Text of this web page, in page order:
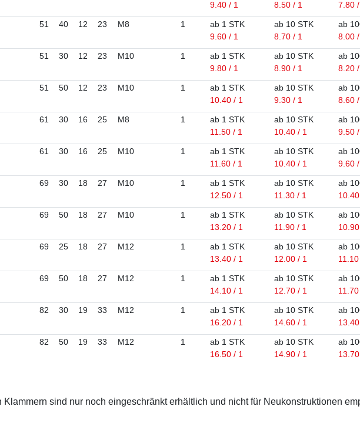
9.40 / 1
8.50 / 1
7.80 /
51 40 12 23 M8 1
ab 1 STK
9.60 / 1
ab 10 STK
8.70 / 1
ab
8.00 /
51 30 12 23 M10 1
ab 1 STK
9.80 / 1
ab 10 STK
8.90 / 1
ab
8.20 /
51 50 12 23 M10 1
ab 1 STK
10.40 / 1
ab 10 STK
9.30 / 1
ab
8.60 /
61 30 16 25 M8 1
ab 1 STK
11.50 / 1
ab 10 STK
10.40 / 1
ab
9.50 /
61 30 16 25 M10 1
ab 1 STK
11.60 / 1
ab 10 STK
10.40 / 1
ab
9.60 /
69 30 18 27 M10 1
ab 1 STK
12.50 / 1
ab 10 STK
11.30 / 1
ab
69 50 18 27 M10 1
ab 1 STK
13.20 / 1
ab 10 STK
11.90 / 1
ab
69 25 18 27 M12 1
ab 1 STK
13.40 / 1
ab 10 STK
12.00 / 1
ab
11.10
69 50 18 27 M12 1
ab 1 STK
14.10 / 1
ab 10 STK
12.70 / 1
ab
11.70
82 30 19 33 M12 1
ab 1 STK
16.20 / 1
ab 10 STK
14.60 / 1
ab
82 50 19 33 M12 1
ab 1 STK
16.50 / 1
ab 10 STK
14.90 / 1
ab
Klammern sind nur noch eingeschränkt erhältlich und nicht für Neukonstruktionen